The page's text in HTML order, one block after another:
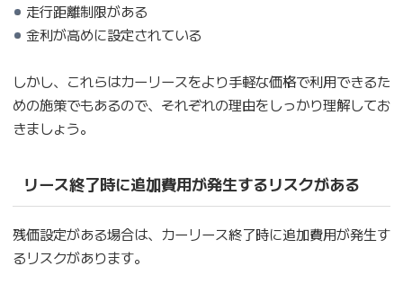
走行距離制限がある
金利が高めに設定されている
しかし、これらはカーリースをより手軽な価格で利用できるた
めの施策でもあるので、それぞれの理由をしっかり理解してお
きましょう。
リース終了時に追加費用が発生するリスクがある
残価設定がある場合は、カーリース終了時に追加費用が発生す
るリスクがあります。